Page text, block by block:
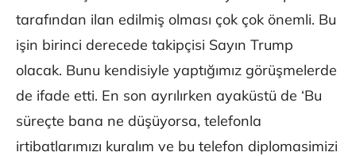
tarafından ilan edilmiş olması çok çok önemli. Bu
işin birinci derecede takipçisi Sayın Trump
olacak. Bunu kendisiyle yaptığımız görüşmelerde
de ifade etti. En son ayrılırken ayaküstü de ‘Bu
süreçte bana ne düşüyorsa, telefonla
irtibatlarımızı kuralım ve bu telefon diplomasimizi